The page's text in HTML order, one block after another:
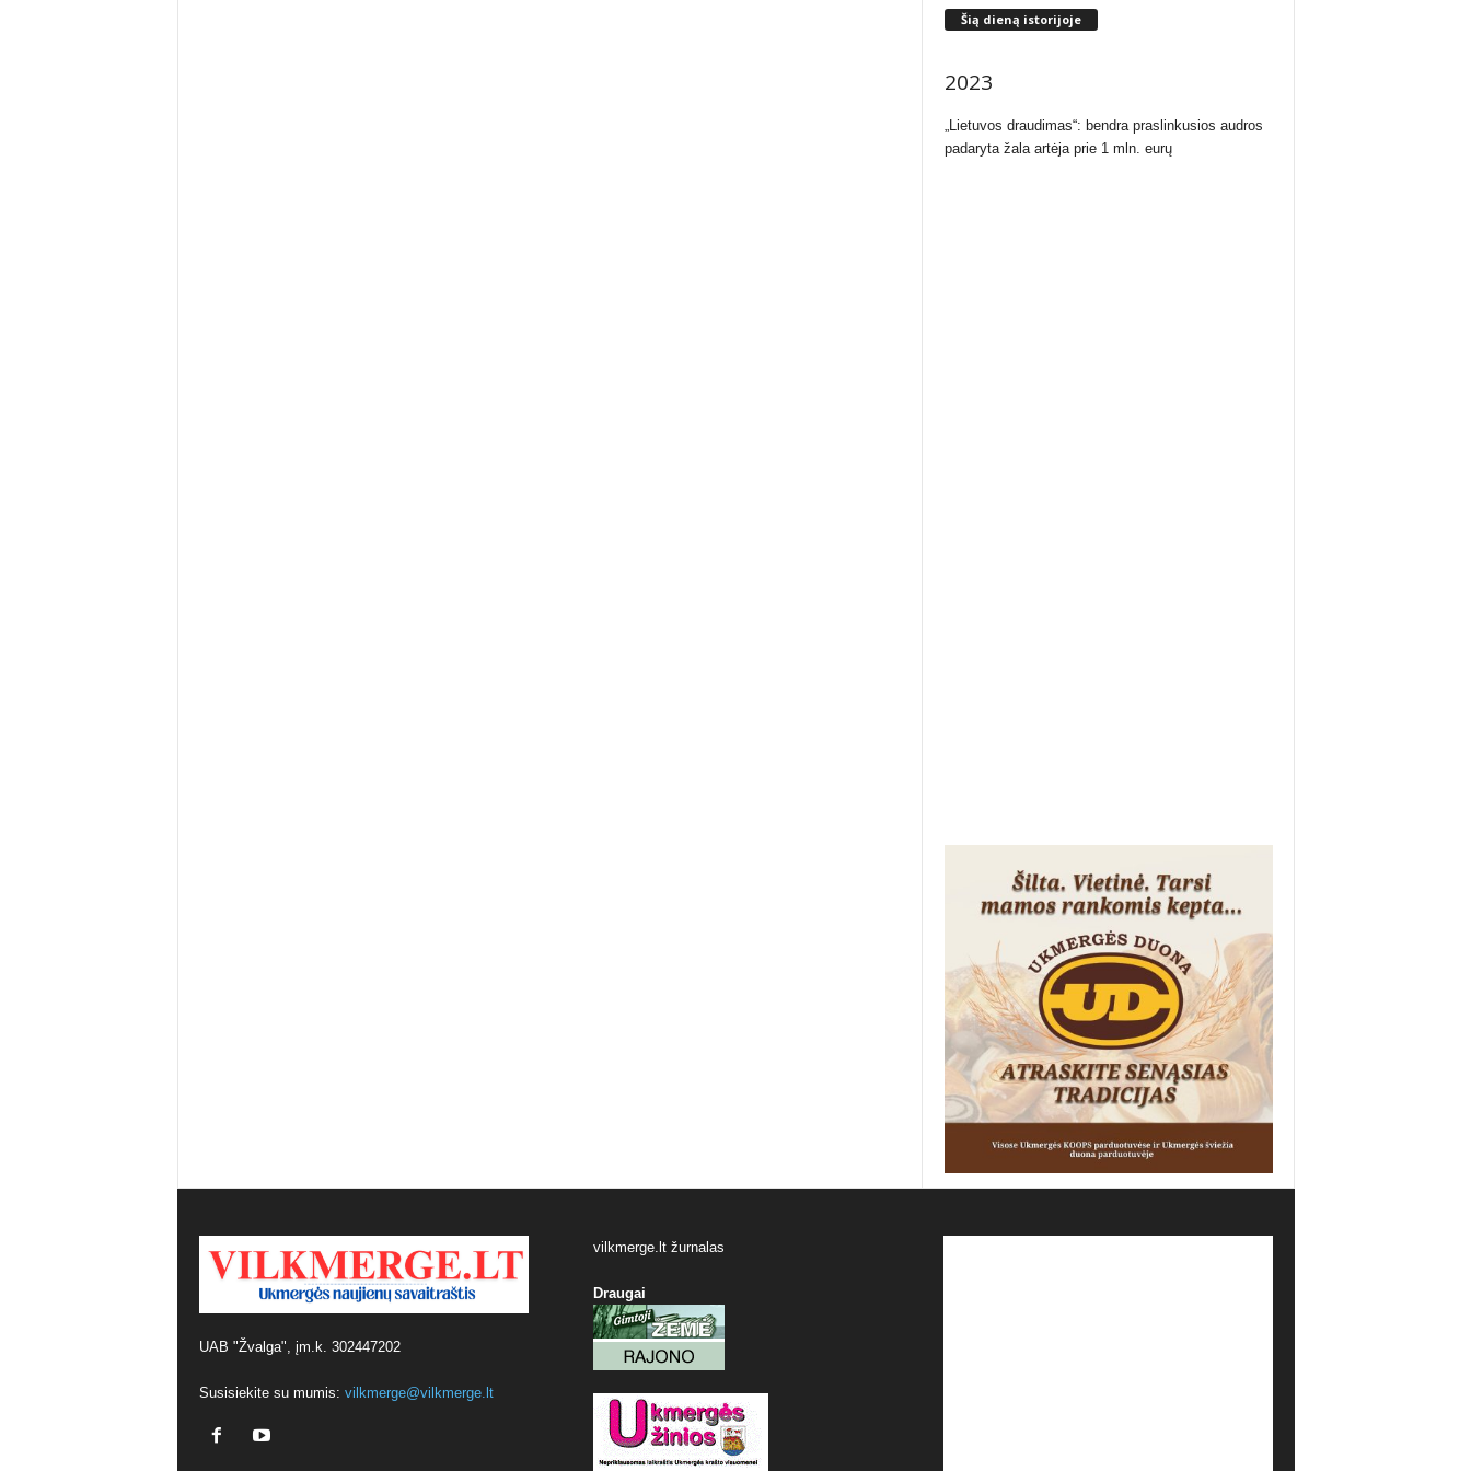
Šią dieną istorijoje
2023
„Lietuvos draudimas“: bendra praslinkusios audros
padaryta žala artėja prie 1 mln. eurų
UAB "Žvalga", įm.k. 302447202
Susisiekite su mumis: vilkmerge@vilkmerge.lt
vilkmerge.lt žurnalas
Draugai